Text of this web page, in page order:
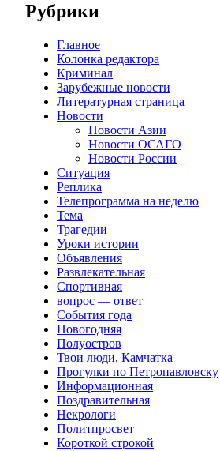
Рубрики
Главное
Колонка редактора
Криминал
Зарубежные новости
Литературная страница
Новости
Новости Азии
Новости ОСАГО
Новости России
Ситуация
Реплика
Телепрограмма на неделю
Тема
Трагедии
Уроки истории
Объявления
Развлекательная
Спортивная
вопрос — ответ
События года
Новогодняя
Полуостров
Твои люди, Камчатка
Прогулки по Петропавловску
Информационная
Поздравительная
Некрологи
Политпросвет
Короткой строкой